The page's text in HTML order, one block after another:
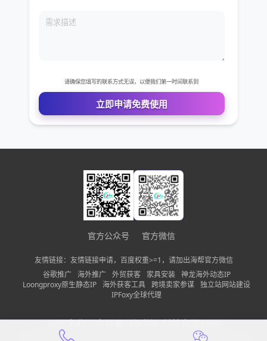
官方公众号 官方微信
友情链接：友情链接申请，百度权重>=1，请加出海帮官方微信
谷歌推广
海外推广 外贸获客 家具安装
神龙海外动态IP
Loongproxy原生静态IP 海外获客工具 跨境卖家参谋 独立站网站建设
IPFoxy全球代理
公司名称：中巨量（深圳）科技有限公司